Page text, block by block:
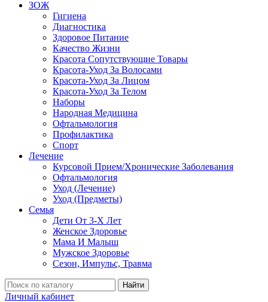
ЗОЖ
Гигиена
Диагностика
Здоровое Питание
Качество Жизни
Красота Сопутствующие Товары
Красота-Уход За Волосами
Красота-Уход За Лицом
Красота-Уход За Телом
Наборы
Народная Медицина
Офтальмология
Профилактика
Спорт
Лечение
Курсовой Прием/Хронические Заболевания
Офтальмология
Уход (Лечение)
Уход (Предметы)
Семья
Дети От 3-Х Лет
Женское Здоровье
Мама И Малыш
Мужское Здоровье
Сезон, Импульс, Травма
Найти
Личный кабинет